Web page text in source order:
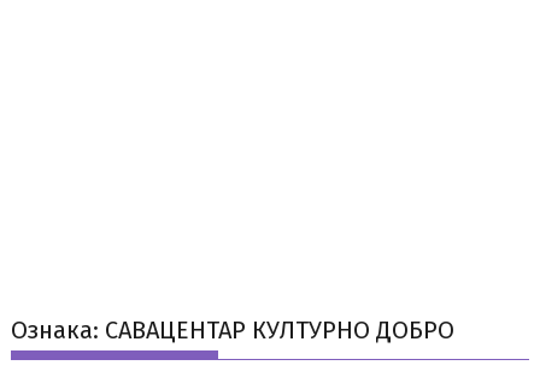
Ознака: САВАЦЕНТАР КУЛТУРНО ДОБРО